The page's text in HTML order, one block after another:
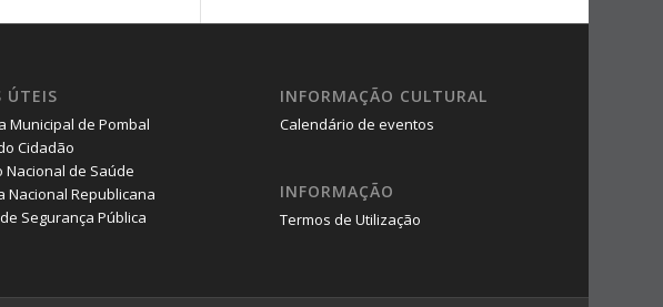
ÚTEIS
Municipal de Pombal
Cidadão
Nacional de Saúde
Nacional Republicana
Segurança Pública
INFORMAÇÃO CULTURAL
Calendário de eventos
INFORMAÇÃO
Termos de Utilização